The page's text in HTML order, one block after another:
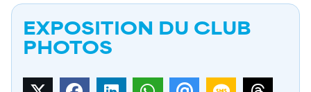
EXPOSITION DU CLUB
PHOTOS